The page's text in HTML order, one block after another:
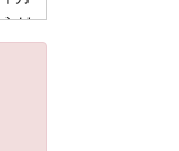
は
委
ゼ
が